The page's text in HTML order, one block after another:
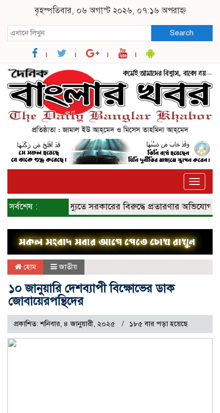
বৃহস্পতিবার, ০৬ অগাস্ট ২০২৬, ০৭:১৬ অপরাহ্ন
Search
Toggle
সর্বশেষ :
জুলাই সনদ ইস্যুতে সরকারের বিরুদ্ধে প্রতারণার অভিযোগ
হোম জাতীয়
১০ জানুয়ারি দেশব্যাপী বিক্ষোভের ডাক
জোবায়েরপন্থিদের
প্রকাশিত: শনিবার, ৪ জানুয়ারী, ২০২৫ ১৮৫ বার পড়া হয়েছে